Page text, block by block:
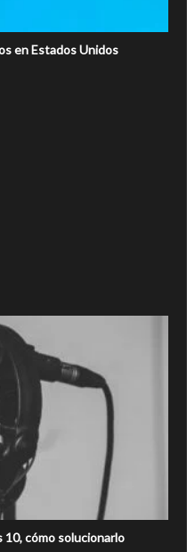
en Estados Unidos
cómo solucionarlo